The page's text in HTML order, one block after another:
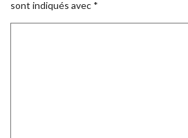
sont indiqués avec *